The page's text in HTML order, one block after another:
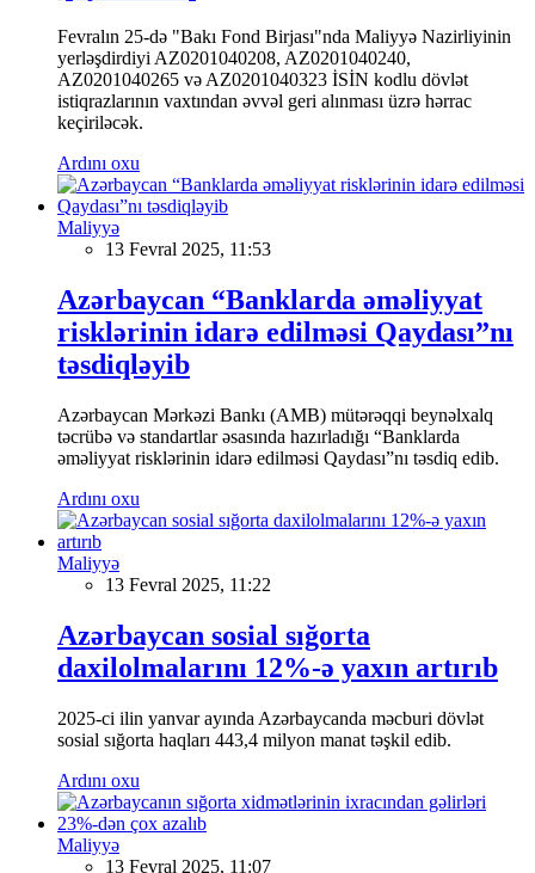
Fevralın 25-də "Bakı Fond Birjası"nda Maliyyə Nazirliyinin
yerləşdirdiyi AZ0201040208, AZ0201040240,
AZ0201040265 və AZ0201040323 İSİN kodlu dövlət
istiqrazlarının vaxtından əvvəl geri alınması üzrə hərrac
keçiriləcək.
Ardını oxu
Maliyyə
13 Fevral 2025, 11:53
Azərbaycan “Banklarda əməliyyat
risklərinin idarə edilməsi Qaydası”nı
təsdiqləyib
Azərbaycan Mərkəzi Bankı (AMB) mütərəqqi beynəlxalq
təcrübə və standartlar əsasında hazırladığı “Banklarda
əməliyyat risklərinin idarə edilməsi Qaydası”nı təsdiq edib.
Ardını oxu
Maliyyə
13 Fevral 2025, 11:22
Azərbaycan sosial sığorta
daxilolmalarını 12%-ə yaxın artırıb
2025-ci ilin yanvar ayında Azərbaycanda məcburi dövlət
sosial sığorta haqları 443,4 milyon manat təşkil edib.
Ardını oxu
Maliyyə
13 Fevral 2025, 11:07